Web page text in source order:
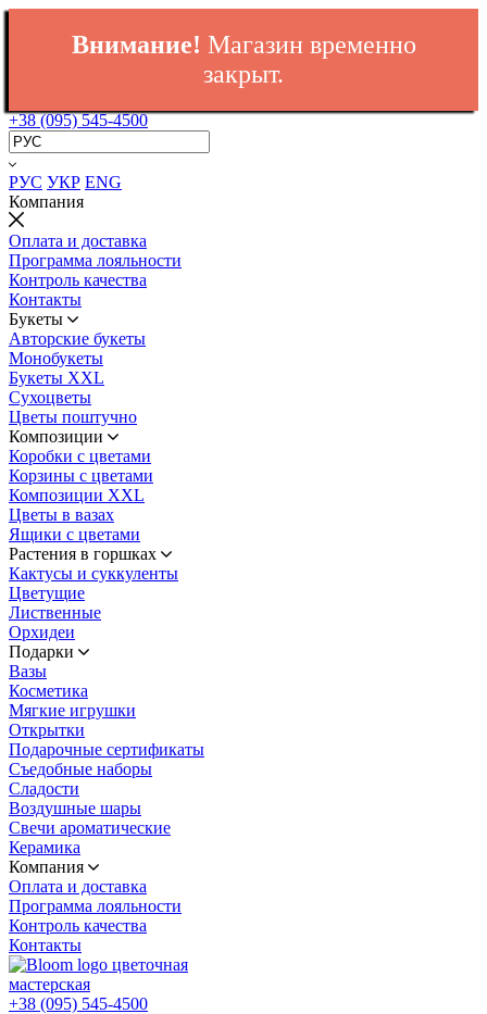
Внимание! Магазин временно
закрыт.
+38 (095) 545-4500
РУС УКР ENG
Компания
Оплата и доставка
Программа лояльности
Контроль качества
Контакты
Букеты
Авторские букеты
Монобукеты
Букеты XXL
Сухоцветы
Цветы поштучно
Композиции
Коробки с цветами
Корзины с цветами
Композиции XXL
Цветы в вазах
Ящики с цветами
Растения в горшках
Кактусы и суккуленты
Цветущие
Лиственные
Орхидеи
Подарки
Вазы
Косметика
Мягкие игрушки
Открытки
Подарочные сертификаты
Съедобные наборы
Сладости
Воздушные шары
Свечи ароматические
Керамика
Компания
Оплата и доставка
Программа лояльности
Контроль качества
Контакты
цветочная
мастерская
+38 (095) 545-4500